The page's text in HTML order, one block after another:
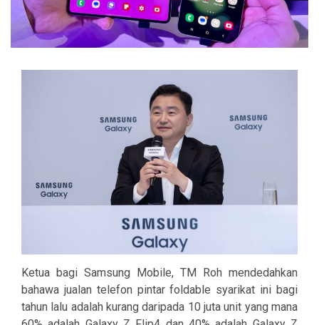
Ketua bagi Samsung Mobile, TM Roh mendedahkan
bahawa jualan telefon pintar foldable syarikat ini bagi
tahun lalu adalah kurang daripada 10 juta unit yang mana